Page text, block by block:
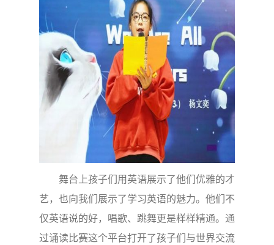
舞台上孩子们用英语展示了他们优雅的才
艺，也向我们展示了学习英语的魅力。他们不
仅英语说的好，唱歌、跳舞更是样样精通。通
过诵读比赛这个平台打开了孩子们与世界交流